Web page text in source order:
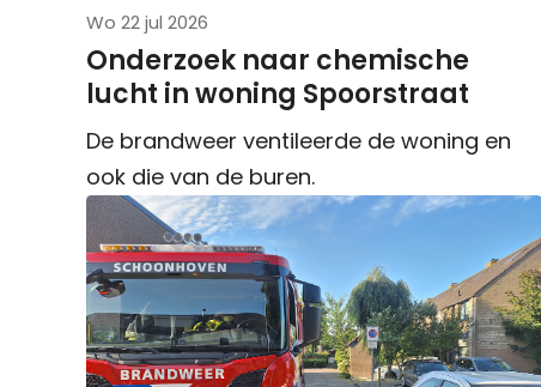
Wo 22 jul 2026
Onderzoek naar chemische
lucht in woning Spoorstraat
De brandweer ventileerde de woning en
ook die van de buren.